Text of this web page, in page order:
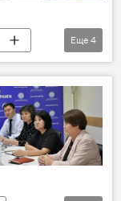
Еще 4